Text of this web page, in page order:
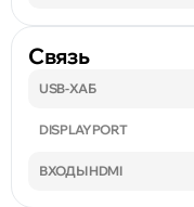
Связь
USB-ХАБ
DISPLAYPORT
ВХОДЫ HDMI